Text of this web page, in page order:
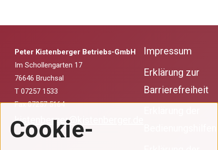
Peter Kistenberger Betriebs-GmbH
Im Schollengarten 17
76646 Bruchsal
T 07257 1533
Fax 07257 5164
kistenberger@kistenberger.de
Impressum
Erklärung zur
Barrierefreiheit
Sie
Cookie-